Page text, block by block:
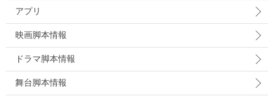
アプリ
映画脚本情報
ドラマ脚本情報
舞台脚本情報